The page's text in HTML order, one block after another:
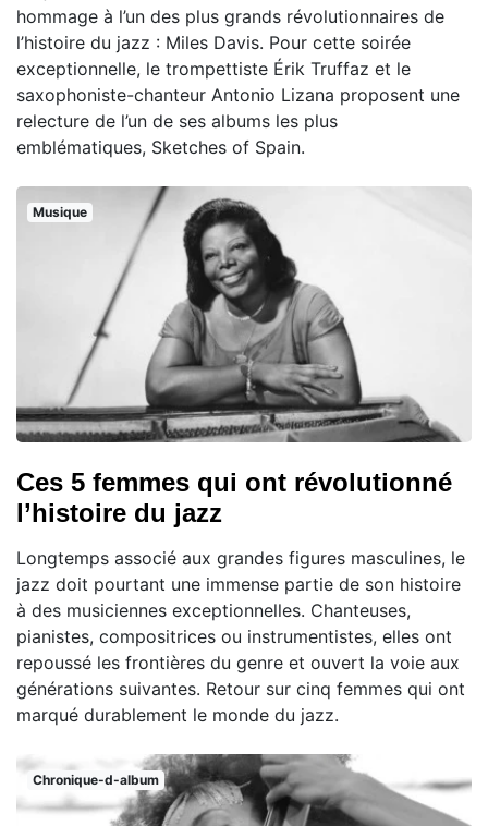
hommage à l’un des plus grands révolutionnaires de
l’histoire du jazz : Miles Davis. Pour cette soirée
exceptionnelle, le trompettiste Érik Truffaz et le
saxophoniste-chanteur Antonio Lizana proposent une
relecture de l’un de ses albums les plus
emblématiques, Sketches of Spain.
Musique
Ces 5 femmes qui ont révolutionné
l’histoire du jazz
Longtemps associé aux grandes figures masculines, le
jazz doit pourtant une immense partie de son histoire
à des musiciennes exceptionnelles. Chanteuses,
pianistes, compositrices ou instrumentistes, elles ont
repoussé les frontières du genre et ouvert la voie aux
générations suivantes. Retour sur cinq femmes qui ont
marqué durablement le monde du jazz.
Chronique-d-album